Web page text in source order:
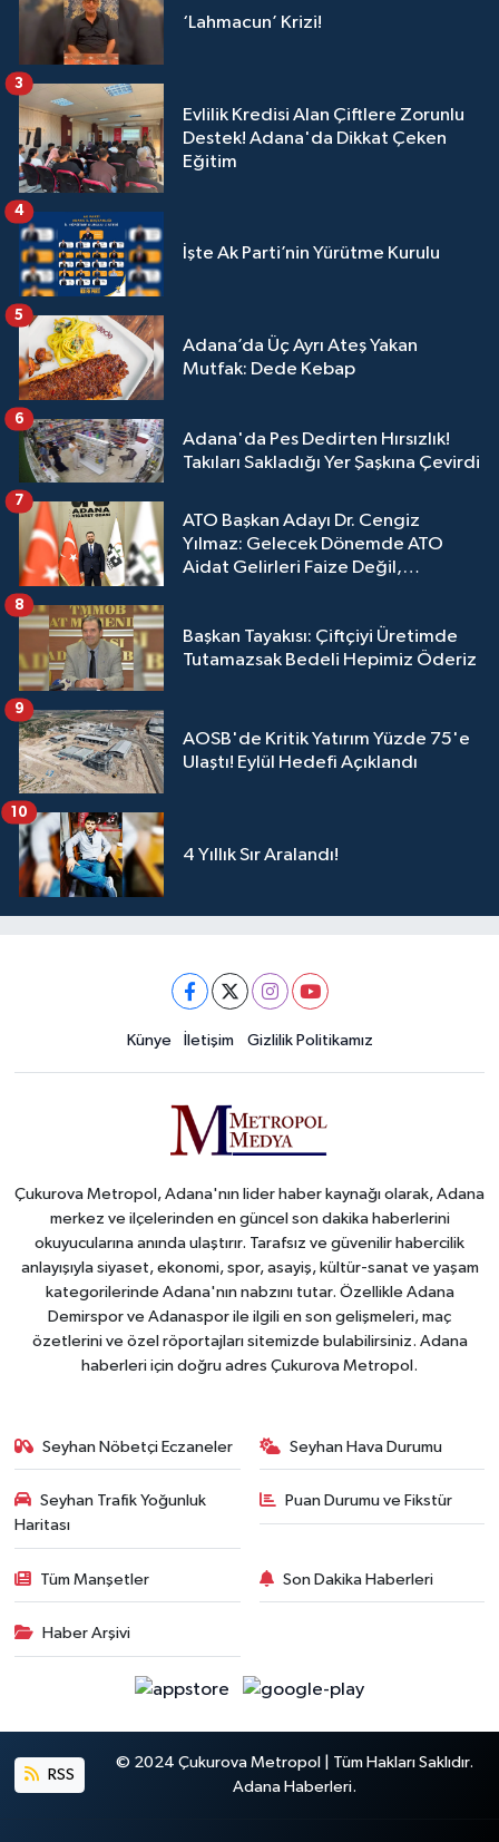
‘Lahmacun’ Krizi!
Evlilik Kredisi Alan Çiftlere Zorunlu
Destek! Adana'da Dikkat Çeken
Eğitim
3
İşte Ak Parti’nin Yürütme Kurulu
4
Adana’da Üç Ayrı Ateş Yakan
Mutfak: Dede Kebap
5
Adana'da Pes Dedirten Hırsızlık!
Takıları Sakladığı Yer Şaşkına Çevirdi
6
ATO Başkan Adayı Dr. Cengiz
Yılmaz: Gelecek Dönemde ATO
Aidat Gelirleri Faize Değil,
7
Başkan Tayakısı: Çiftçiyi Üretimde
Tutamazsak Bedeli Hepimiz Öderiz
8
AOSB'de Kritik Yatırım Yüzde 75'e
Ulaştı! Eylül Hedefi Açıklandı
9
4 Yıllık Sır Aralandı!
10
Künye İletişim Gizlilik Politikamız
Çukurova Metropol, Adana'nın lider haber kaynağı olarak, Adana
merkez ve ilçelerinden en güncel son dakika haberlerini
okuyucularına anında ulaştırır. Tarafsız ve güvenilir habercilik
anlayışıyla siyaset, ekonomi, spor, asayiş, kültür-sanat ve yaşam
kategorilerinde Adana'nın nabzını tutar. Özellikle Adana
Demirspor ve Adanaspor ile ilgili en son gelişmeleri, maç
özetlerini ve özel röportajları sitemizde bulabilirsiniz. Adana
haberleri için doğru adres Çukurova Metropol.
Seyhan Nöbetçi Eczaneler Seyhan Hava Durumu
Seyhan Trafik Yoğunluk
Haritası
Puan Durumu ve Fikstür
Tüm Manşetler Son Dakika Haberleri
Haber Arşivi
RSS
© 2024 Çukurova Metropol | Tüm Hakları Saklıdır.
Adana Haberleri.